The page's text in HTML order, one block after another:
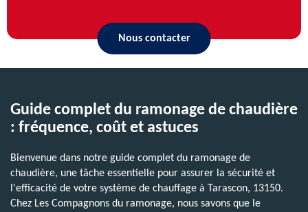
Nous contacter
Guide complet du ramonage de chaudière
: fréquence, coût et astuces
Bienvenue dans notre guide complet du ramonage de
chaudière, une tâche essentielle pour assurer la sécurité et
l'efficacité de votre système de chauffage à Tarascon, 13150.
Chez Les Compagnons du ramonage, nous savons que le